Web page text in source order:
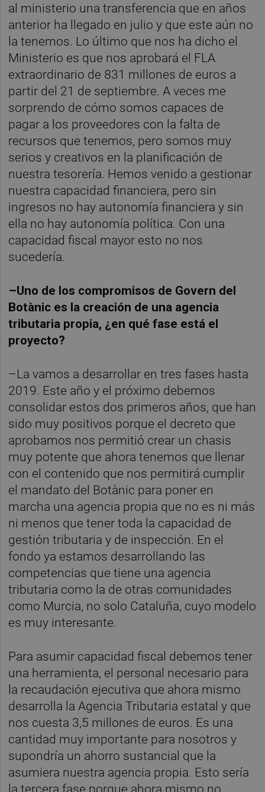
al ministerio una transferencia que en años
anterior ha llegado en julio y que este aún no
la tenemos. Lo último que nos ha dicho el
Ministerio es que nos aprobará el FLA
extraordinario de 831 millones de euros a
partir del 21 de septiembre. A veces me
sorprendo de cómo somos capaces de
pagar a los proveedores con la falta de
recursos que tenemos, pero somos muy
serios y creativos en la planificación de
nuestra tesorería. Hemos venido a gestionar
nuestra capacidad financiera, pero sin
ingresos no hay autonomía financiera y sin
ella no hay autonomía política. Con una
capacidad fiscal mayor esto no nos
sucedería.
–Uno de los compromisos de Govern del
Botànic es la creación de una agencia
tributaria propia, ¿en qué fase está el
proyecto?
–La vamos a desarrollar en tres fases hasta
2019. Este año y el próximo debemos
consolidar estos dos primeros años, que han
sido muy positivos porque el decreto que
aprobamos nos permitió crear un chasis
muy potente que ahora tenemos que llenar
con el contenido que nos permitirá cumplir
el mandato del Botànic para poner en
marcha una agencia propia que no es ni más
ni menos que tener toda la capacidad de
gestión tributaria y de inspección. En el
fondo ya estamos desarrollando las
competencias que tiene una agencia
tributaria como la de otras comunidades
como Murcia, no solo Cataluña, cuyo modelo
es muy interesante.
Para asumir capacidad fiscal debemos tener
una herramienta, el personal necesario para
la recaudación ejecutiva que ahora mismo
desarrolla la Agencia Tributaria estatal y que
nos cuesta 3,5 millones de euros. Es una
cantidad muy importante para nosotros y
supondría un ahorro sustancial que la
asumiera nuestra agencia propia. Esto sería
la tercera fase porque ahora mismo no